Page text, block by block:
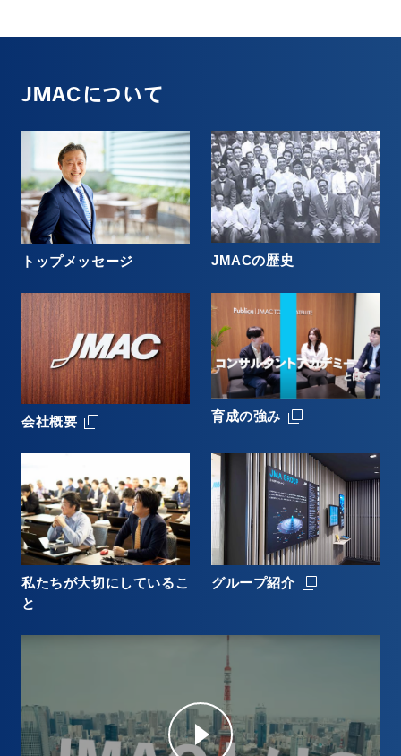
JMACについて
トップメッセージ JMACの歴史
会社概要 育成の強み
私たちが大切にしているこ
と
グループ紹介